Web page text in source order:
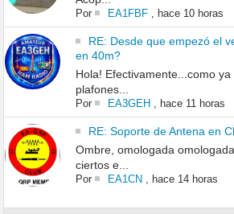
Por EA1FBF, hace 10 horas
RE: Desde que empezó el
en 40m?
Hola! Efectivamente...como
plafones...
Por EA3GEH , hace 11 horas
RE: Soporte de Antena en
Ombre, omologada
ciertos e...
Por EA1CN , hace 14 horas